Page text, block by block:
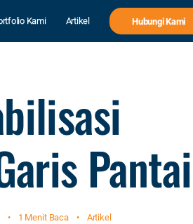
Kami Artikel Hubungi Kami
Pantai
• 1 Menit Baca • Artikel